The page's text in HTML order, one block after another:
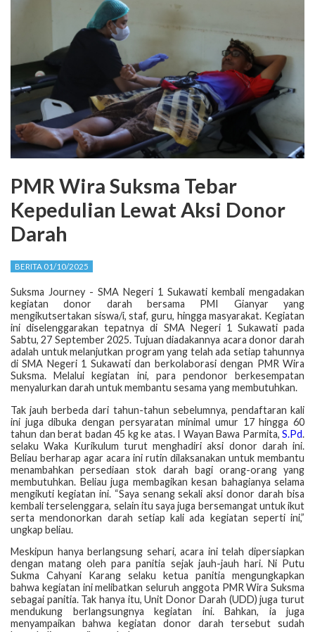
PMR Wira Suksma Tebar
Kepedulian Lewat Aksi Donor
Darah
BERITA 01/10/2025
Suksma Journey - SMA Negeri 1 Sukawati kembali mengadakan
kegiatan donor darah bersama PMI Gianyar yang
mengikutsertakan siswa/i, staf, guru, hingga masyarakat. Kegiatan
ini diselenggarakan tepatnya di SMA Negeri 1 Sukawati pada
Sabtu, 27 September 2025. Tujuan diadakannya acara donor darah
adalah untuk melanjutkan program yang telah ada setiap tahunnya
di SMA Negeri 1 Sukawati dan berkolaborasi dengan PMR Wira
Suksma. Melalui kegiatan ini, para pendonor berkesempatan
menyalurkan darah untuk membantu sesama yang membutuhkan.
Tak jauh berbeda dari tahun-tahun sebelumnya, pendaftaran kali
ini juga dibuka dengan persyaratan minimal umur 17 hingga 60
tahun dan berat badan 45 kg ke atas. I Wayan Bawa Parmita, S.Pd.
selaku Waka Kurikulum turut menghadiri aksi donor darah ini.
Beliau berharap agar acara ini rutin dilaksanakan untuk membantu
menambahkan persediaan stok darah bagi orang-orang yang
membutuhkan. Beliau juga membagikan kesan bahagianya selama
mengikuti kegiatan ini. “Saya senang sekali aksi donor darah bisa
kembali terselenggara, selain itu saya juga bersemangat untuk ikut
serta mendonorkan darah setiap kali ada kegiatan seperti ini,”
ungkap beliau.
Meskipun hanya berlangsung sehari, acara ini telah dipersiapkan
dengan matang oleh para panitia sejak jauh-jauh hari. Ni Putu
Sukma Cahyani Karang selaku ketua panitia mengungkapkan
bahwa kegiatan ini melibatkan seluruh anggota PMR Wira Suksma
sebagai panitia. Tak hanya itu, Unit Donor Darah (UDD) juga turut
mendukung berlangsungnya kegiatan ini. Bahkan, ia juga
menyampaikan bahwa kegiatan donor darah tersebut sudah